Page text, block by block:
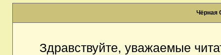
Чёрная
Здравствуйте, уважаемые